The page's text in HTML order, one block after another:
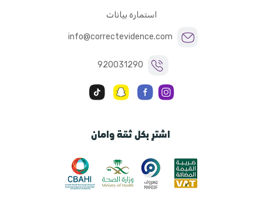
استمارة بيانات
info@correctevidence.com
920031290
اشترِ بكل ثقة وامان